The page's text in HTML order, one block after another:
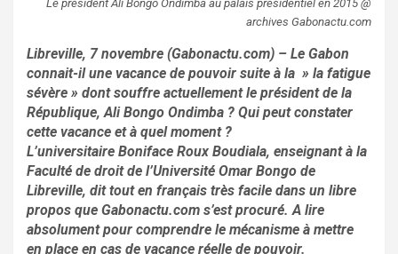
Le président Ali Bongo Ondimba au palais présidentiel en 2015 @
archives Gabonactu.com
Libreville, 7 novembre (Gabonactu.com) – Le Gabon
connait-il une vacance de pouvoir suite à la » la fatigue
sévère » dont souffre actuellement le président de la
République, Ali Bongo Ondimba ? Qui peut constater
cette vacance et à quel moment ?
L’universitaire Boniface Roux Boudiala, enseignant à la
Faculté de droit de l’Université Omar Bongo de
Libreville, dit tout en français très facile dans un libre
propos que Gabonactu.com s’est procuré. A lire
absolument pour comprendre le mécanisme à mettre
en place en cas de vacance réelle de pouvoir.